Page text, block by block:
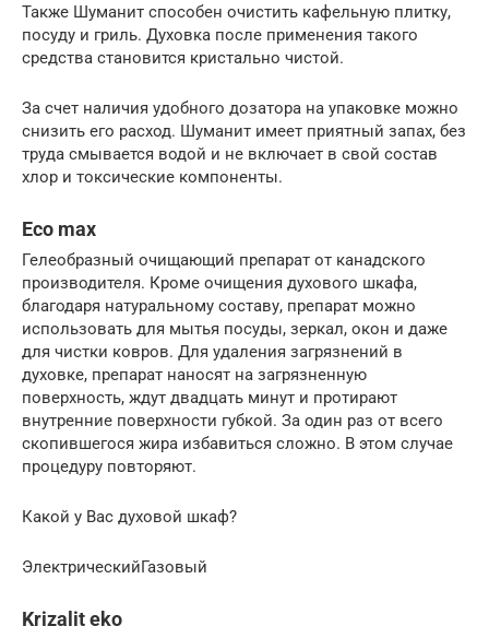
Также Шуманит способен очистить кафельную плитку,
посуду и гриль. Духовка после применения такого
средства становится кристально чистой.
За счет наличия удобного дозатора на упаковке можно
снизить его расход. Шуманит имеет приятный запах, без
труда смывается водой и не включает в свой состав
хлор и токсические компоненты.
Eco max
Гелеобразный очищающий препарат от канадского
производителя. Кроме очищения духового шкафа,
благодаря натуральному составу, препарат можно
использовать для мытья посуды, зеркал, окон и даже
для чистки ковров. Для удаления загрязнений в
духовке, препарат наносят на загрязненную
поверхность, ждут двадцать минут и протирают
внутренние поверхности губкой. За один раз от всего
скопившегося жира избавиться сложно. В этом случае
процедуру повторяют.
Какой у Вас духовой шкаф?
ЭлектрическийГазовый
Krizalit eko